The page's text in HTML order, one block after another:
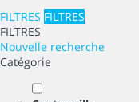
FILTRES FILTRES
FILTRES
Nouvelle recherche
Catégorie